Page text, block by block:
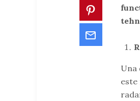
Pinterest
Una
este